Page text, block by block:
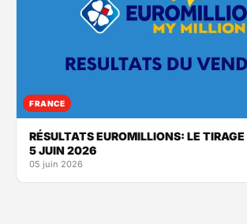
FRANCE
RÉSULTATS EUROMILLIONS: LE
5 JUIN 2026
05 juin 2026